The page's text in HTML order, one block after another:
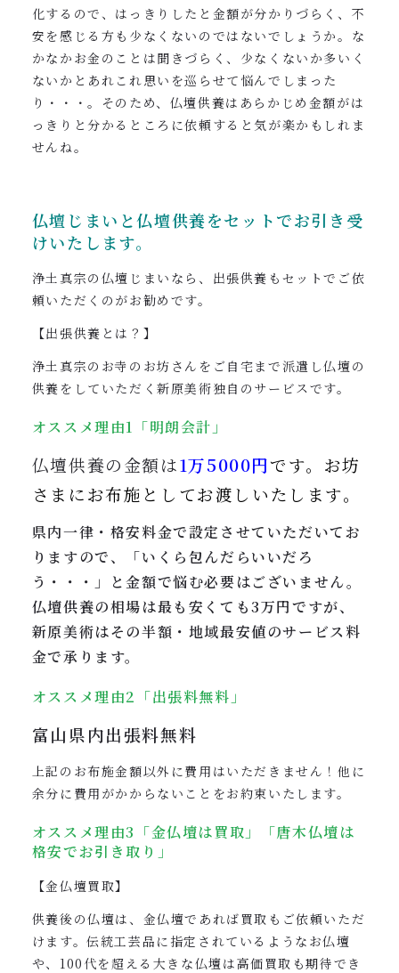
化するので、はっきりしたと金額が分かりづらく、不
安を感じる方も少なくないのではないでしょうか。な
かなかお金のことは聞きづらく、少なくないか多いく
ないかとあれこれ思いを巡らせて悩んでしまった
り・・・。そのため、仏壇供養はあらかじめ金額がは
っきりと分かるところに依頼すると気が楽かもしれま
せんね。
仏壇じまいと仏壇供養をセットでお引き受
けいたします。
浄土真宗の仏壇じまいなら、出張供養もセットでご依
頼いただくのがお勧めです。
【出張供養とは？】
浄土真宗のお寺のお坊さんをご自宅まで派遣し仏壇の
供養をしていただく新原美術独自のサービスです。
オススメ理由1「明朗会計」
仏壇供養の金額は1万5000円です。 お坊
さまにお布施としてお渡しいたします。
県内一律・格安料金で設定させていただいてお
りますので、「いくら包んだらいいだろ
う・・・」と金額で悩む必要はございません。
仏壇供養の相場は最も安くても3万円ですが、
新原美術はその半額・地域最安値のサービス料
金で承ります。
オススメ理由2「出張料無料」
富山県内出張料無料
上記のお布施金額以外に費用はいただきません！他に
余分に費用がかからないことをお約束いたします。
オススメ理由3「金仏壇は買取」「唐木仏壇は
格安でお引き取り」
【金仏壇買取】
供養後の仏壇は、金仏壇であれば買取もご依頼いただ
けます。伝統工芸品に指定されているようなお仏壇
や、100代を超える大きな仏壇は高価買取も期待でき